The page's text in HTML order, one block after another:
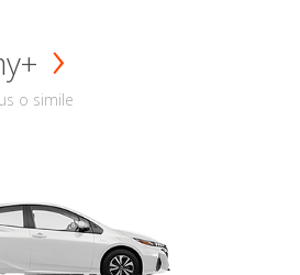
o simile